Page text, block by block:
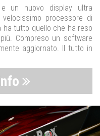
un nuovo display ultra
processore di
ha tutto quello che ha reso
Compreso un software
aggiornato. Il tutto in